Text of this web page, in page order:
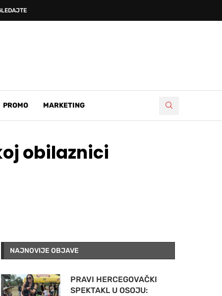
KAKO JE...
PROMO MARKETING
obilaznici
NAJNOVIJE OBJAVE
PRAVI HERCEGOVAČKI
SPEKTAKL U OSOJU: